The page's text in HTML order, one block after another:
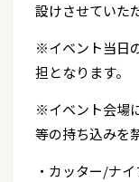
設けさせていた
※イベント当日
担となります。
※イベント会場
等の持ち込みを
・カッター/ナ